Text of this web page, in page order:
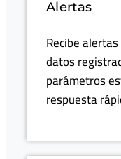
Alertas
Recibe
datos
parámetros
respuesta